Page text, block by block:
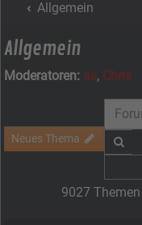
Allgemein
Allgemein
Moderatoren: as, Chris
Neues Thema
9027 Themen